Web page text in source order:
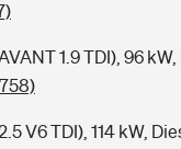
1.9 TDI), 96
V6 TDI), 114 kW,